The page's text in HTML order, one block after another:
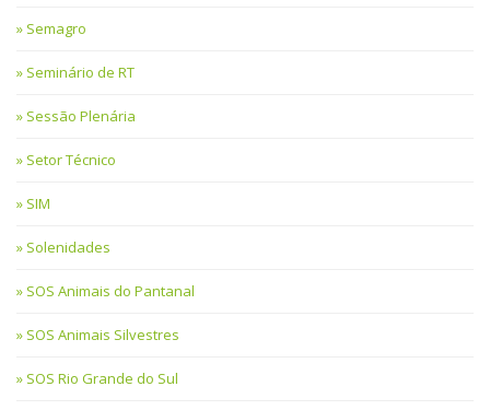
Semagro
Seminário de RT
Sessão Plenária
Setor Técnico
SIM
Solenidades
SOS Animais do Pantanal
SOS Animais Silvestres
SOS Rio Grande do Sul